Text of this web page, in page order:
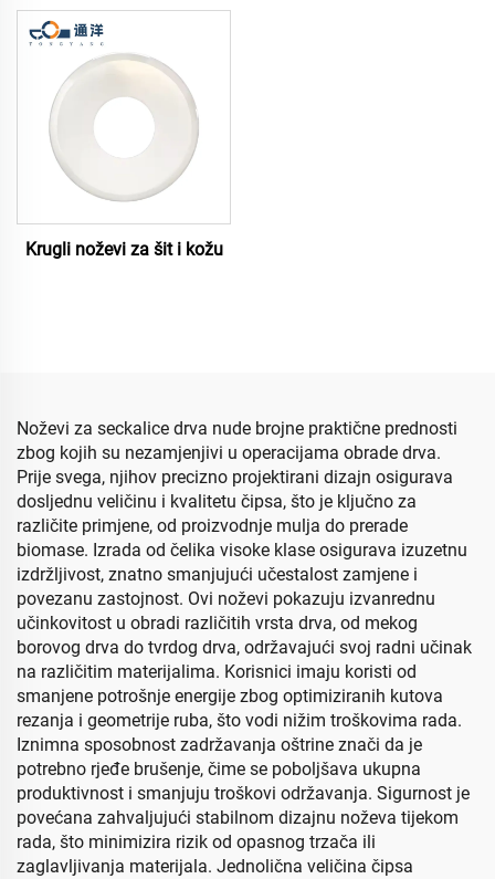
Krugli noževi za šit i kožu
Noževi za seckalice drva nude brojne praktične prednosti
zbog kojih su nezamjenjivi u operacijama obrade drva.
Prije svega, njihov precizno projektirani dizajn osigurava
dosljednu veličinu i kvalitetu čipsa, što je ključno za
različite primjene, od proizvodnje mulja do prerade
biomase. Izrada od čelika visoke klase osigurava izuzetnu
izdržljivost, znatno smanjujući učestalost zamjene i
povezanu zastojnost. Ovi noževi pokazuju izvanrednu
učinkovitost u obradi različitih vrsta drva, od mekog
borovog drva do tvrdog drva, održavajući svoj radni učinak
na različitim materijalima. Korisnici imaju koristi od
smanjene potrošnje energije zbog optimiziranih kutova
rezanja i geometrije ruba, što vodi nižim troškovima rada.
Iznimna sposobnost zadržavanja oštrine znači da je
potrebno rjeđe brušenje, čime se poboljšava ukupna
produktivnost i smanjuju troškovi održavanja. Sigurnost je
povećana zahvaljujući stabilnom dizajnu noževa tijekom
rada, što minimizira rizik od opasnog trzača ili
zaglavljivanja materijala. Jednolična veličina čipsa